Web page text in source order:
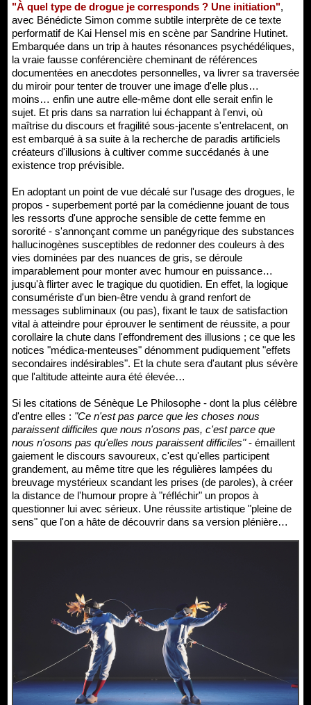
"À quel type de drogue je corresponds ? Une initiation",
avec Bénédicte Simon comme subtile interprète de ce texte
performatif de Kai Hensel mis en scène par Sandrine Hutinet.
Embarquée dans un trip à hautes résonances psychédéliques,
la vraie fausse conférencière cheminant de références
documentées en anecdotes personnelles, va livrer sa traversée
du miroir pour tenter de trouver une image d'elle plus…
moins… enfin une autre elle-même dont elle serait enfin le
sujet. Et pris dans sa narration lui échappant à l'envi, où
maîtrise du discours et fragilité sous-jacente s'entrelacent, on
est embarqué à sa suite à la recherche de paradis artificiels
créateurs d'illusions à cultiver comme succédanés à une
existence trop prévisible.
En adoptant un point de vue décalé sur l'usage des drogues, le
propos - superbement porté par la comédienne jouant de tous
les ressorts d'une approche sensible de cette femme en
sororité - s'annonçant comme un panégyrique des substances
hallucinogènes susceptibles de redonner des couleurs à des
vies dominées par des nuances de gris, se déroule
imparablement pour monter avec humour en puissance…
jusqu'à flirter avec le tragique du quotidien. En effet, la logique
consumériste d'un bien-être vendu à grand renfort de
messages subliminaux (ou pas), fixant le taux de satisfaction
vital à atteindre pour éprouver le sentiment de réussite, a pour
corollaire la chute dans l'effondrement des illusions ; ce que les
notices "médica-menteuses" dénomment pudiquement "effets
secondaires indésirables". Et la chute sera d'autant plus sévère
que l'altitude atteinte aura été élevée…
Si les citations de Sénèque Le Philosophe - dont la plus célèbre
d'entre elles : "Ce n'est pas parce que les choses nous
paraissent difficiles que nous n'osons pas, c'est parce que
nous n'osons pas qu'elles nous paraissent difficiles"- émaillent
gaiement le discours savoureux, c'est qu'elles participent
grandement, au même titre que les régulières lampées du
breuvage mystérieux scandant les prises (de paroles), à créer
la distance de l'humour propre à "réfléchir" un propos à
questionner lui avec sérieux. Une réussite artistique "pleine de
sens" que l'on a hâte de découvrir dans sa version plénière…